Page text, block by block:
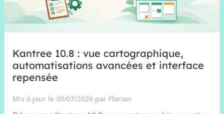
Kantree 10.8 : vue cartographique,
automatisations avancées et interface
repensée
Mis à jour le 30/07/2026 par Florian